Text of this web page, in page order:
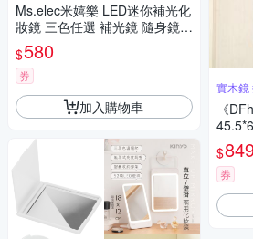
Ms.elec米嬉樂 LED迷你補光化
妝鏡 三色任選 補光鏡 隨身鏡
粉餅鏡 LED鏡 口袋鏡 鏡子 小
鏡子 圓鏡
$580
券
加入購物車
實木鏡
《
$
券